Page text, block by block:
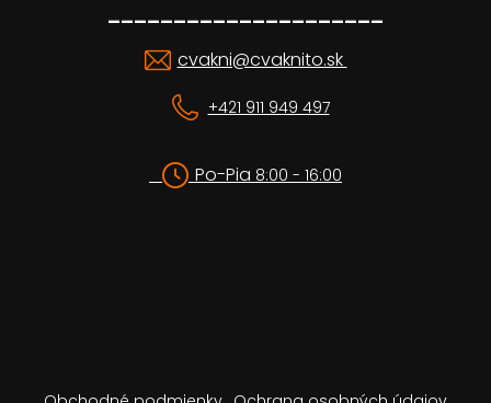
_____________________
cvakni@cvaknito.sk
+421 911 949 497
Po-Pia 8:00 - 16:00